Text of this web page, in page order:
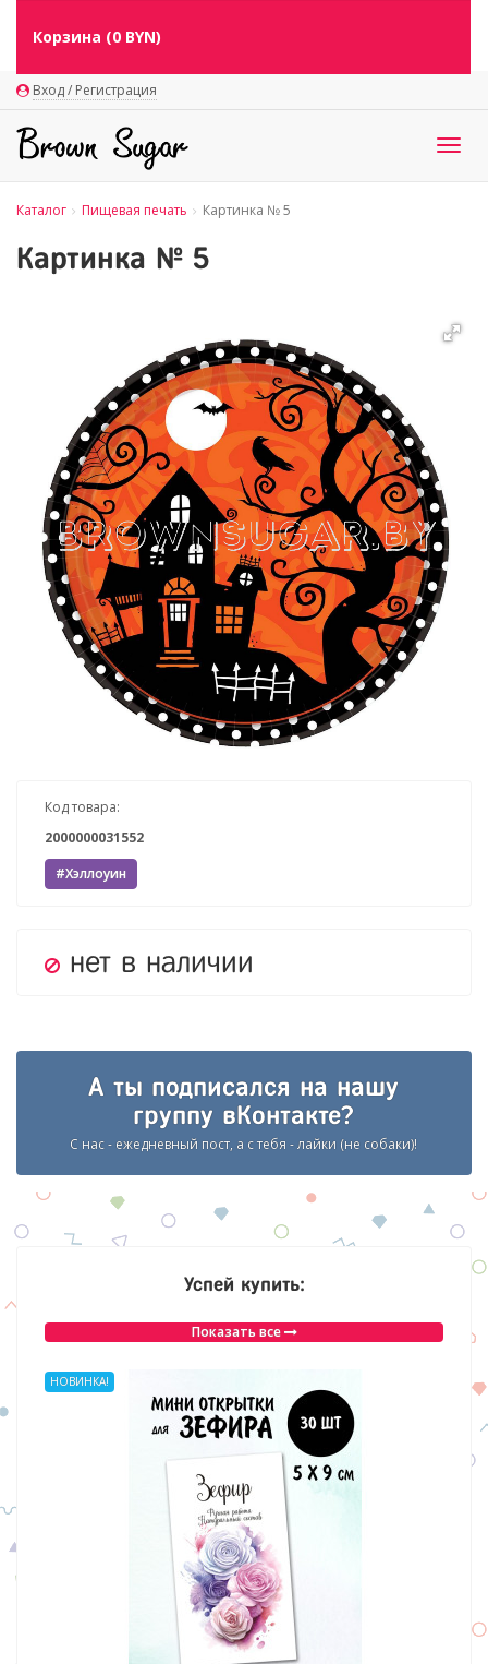
Вход / Регистрация
Корзина (0 BYN)
Каталог Пищевая печать Картинка № 5
Картинка № 5
Код товара:
2000000031552
#Хэллоуин
нет в наличии
А ты подписался на нашу
группу вКонтакте?
С нас - ежедневный пост, а с тебя - лайки (не собаки)!
Успей купить:
Показать все
НОВИНКА!